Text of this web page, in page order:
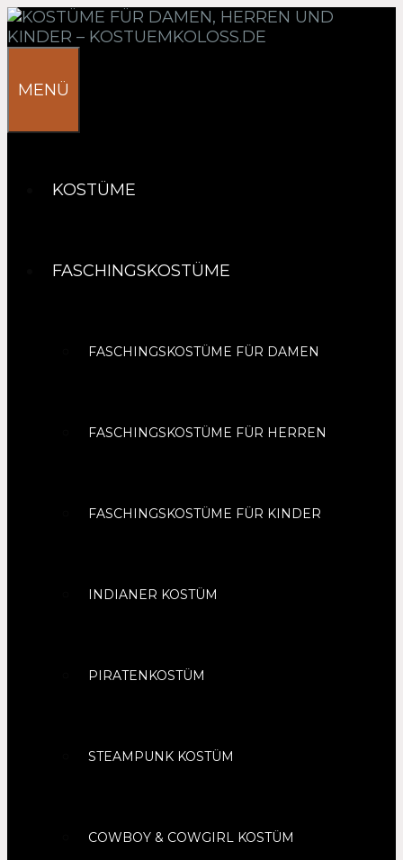
Springe
zum
MENÜ
KOSTÜME
FASCHINGSKOSTÜME
FASCHINGSKOSTÜME FÜR DAMEN
FASCHINGSKOSTÜME FÜR HERREN
FASCHINGSKOSTÜME FÜR KINDER
INDIANER KOSTÜM
PIRATENKOSTÜM
STEAMPUNK KOSTÜM
COWBOY & COWGIRL KOSTÜM